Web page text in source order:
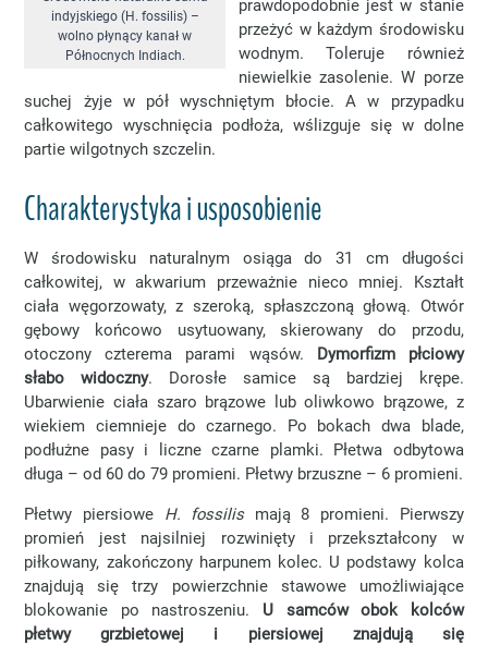
indyjskiego (H. fossilis) –
wolno płynący kanał w
Północnych Indiach.
prawdopodobnie jest w stanie
przeżyć w każdym środowisku
wodnym. Toleruje również
niewielkie zasolenie. W porze
suchej żyje w pół wyschniętym błocie. A w przypadku
całkowitego wyschnięcia podłoża, wślizguje się w dolne
partie wilgotnych szczelin.
Charakterystyka i usposobienie
W środowisku naturalnym osiąga do 31 cm długości
całkowitej, w akwarium przeważnie nieco mniej. Kształt
ciała węgorzowaty, z szeroką, spłaszczoną głową. Otwór
gębowy końcowo usytuowany, skierowany do przodu,
otoczony czterema parami wąsów. Dymorfizm płciowy
słabo widoczny. Dorosłe samice są bardziej krępe.
Ubarwienie ciała szaro brązowe lub oliwkowo brązowe, z
wiekiem ciemnieje do czarnego. Po bokach dwa blade,
podłużne pasy i liczne czarne plamki. Płetwa odbytowa
długa – od 60 do 79 promieni. Płetwy brzuszne – 6 promieni.
Płetwy piersiowe H. fossilismają 8 promieni. Pierwszy
promień jest najsilniej rozwinięty i przekształcony w
piłkowany, zakończony harpunem kolec. U podstawy kolca
znajdują się trzy powierzchnie stawowe umożliwiające
blokowanie po nastroszeniu. U samców obok kolców
płetwy grzbietowej i piersiowej znajdują się